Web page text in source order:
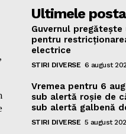
Ultimele
Guvernul
pentru
electrice
STIRI DIVERSE 6 august
Vremea pentru 6
sub alertă roșie de
sub alertă galbenă
STIRI DIVERSE 5 august